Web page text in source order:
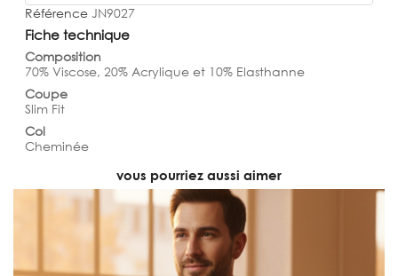
Référence JN9027
Fiche technique
Composition
70% Viscose, 20% Acrylique et 10% Elasthanne
Coupe
Slim Fit
Col
Cheminée
vous pourriez aussi aimer